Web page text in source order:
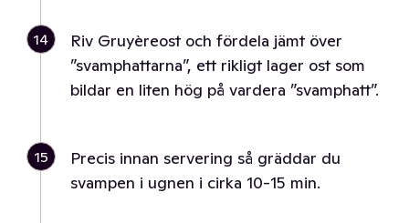
14
Riv Gruyèreost och fördela jämt över
”svamphattarna”, ett rikligt lager ost som
bildar en liten hög på vardera ”svamphatt”.
15
Precis innan servering så gräddar du
svampen i ugnen i cirka 10-15 min.